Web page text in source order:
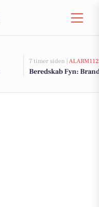
7 timer siden | ALARM112
Beredskab Fyn: